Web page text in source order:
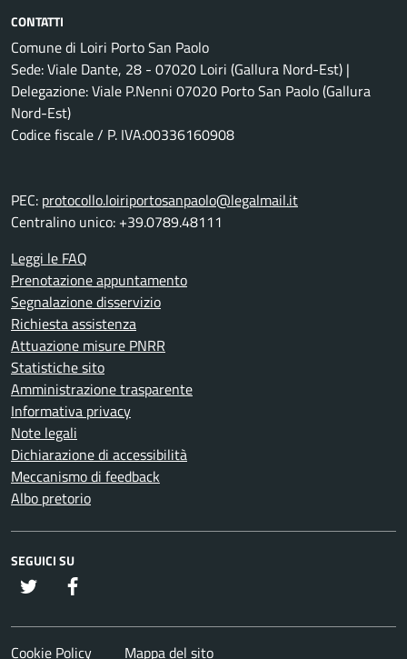
CONTATTI
Comune di Loiri Porto San Paolo
Sede: Viale Dante, 28 - 07020 Loiri (Gallura Nord-Est) |
Delegazione: Viale P.Nenni 07020 Porto San Paolo (Gallura
Nord-Est)
Codice fiscale / P. IVA:00336160908
PEC: protocollo.loiriportosanpaolo@legalmail.it
Centralino unico: +39.0789.48111
Leggi le FAQ
Prenotazione appuntamento
Segnalazione disservizio
Richiesta assistenza
Attuazione misure PNRR
Statistiche sito
Amministrazione trasparente
Informativa privacy
Note legali
Dichiarazione di accessibilità
Meccanismo di feedback
Albo pretorio
SEGUICI SU
twitter
Cookie Policy Mappa del sito